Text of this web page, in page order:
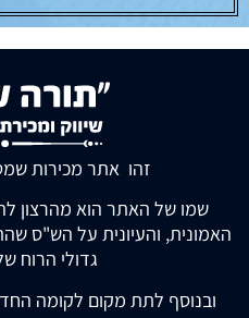
זהו אתר מכירות
שמו של האתר הוא מהרצון
האמונית, והעיונית על הש"ס
גדולי הרוח
ובנוסף לתת מקום לקומה